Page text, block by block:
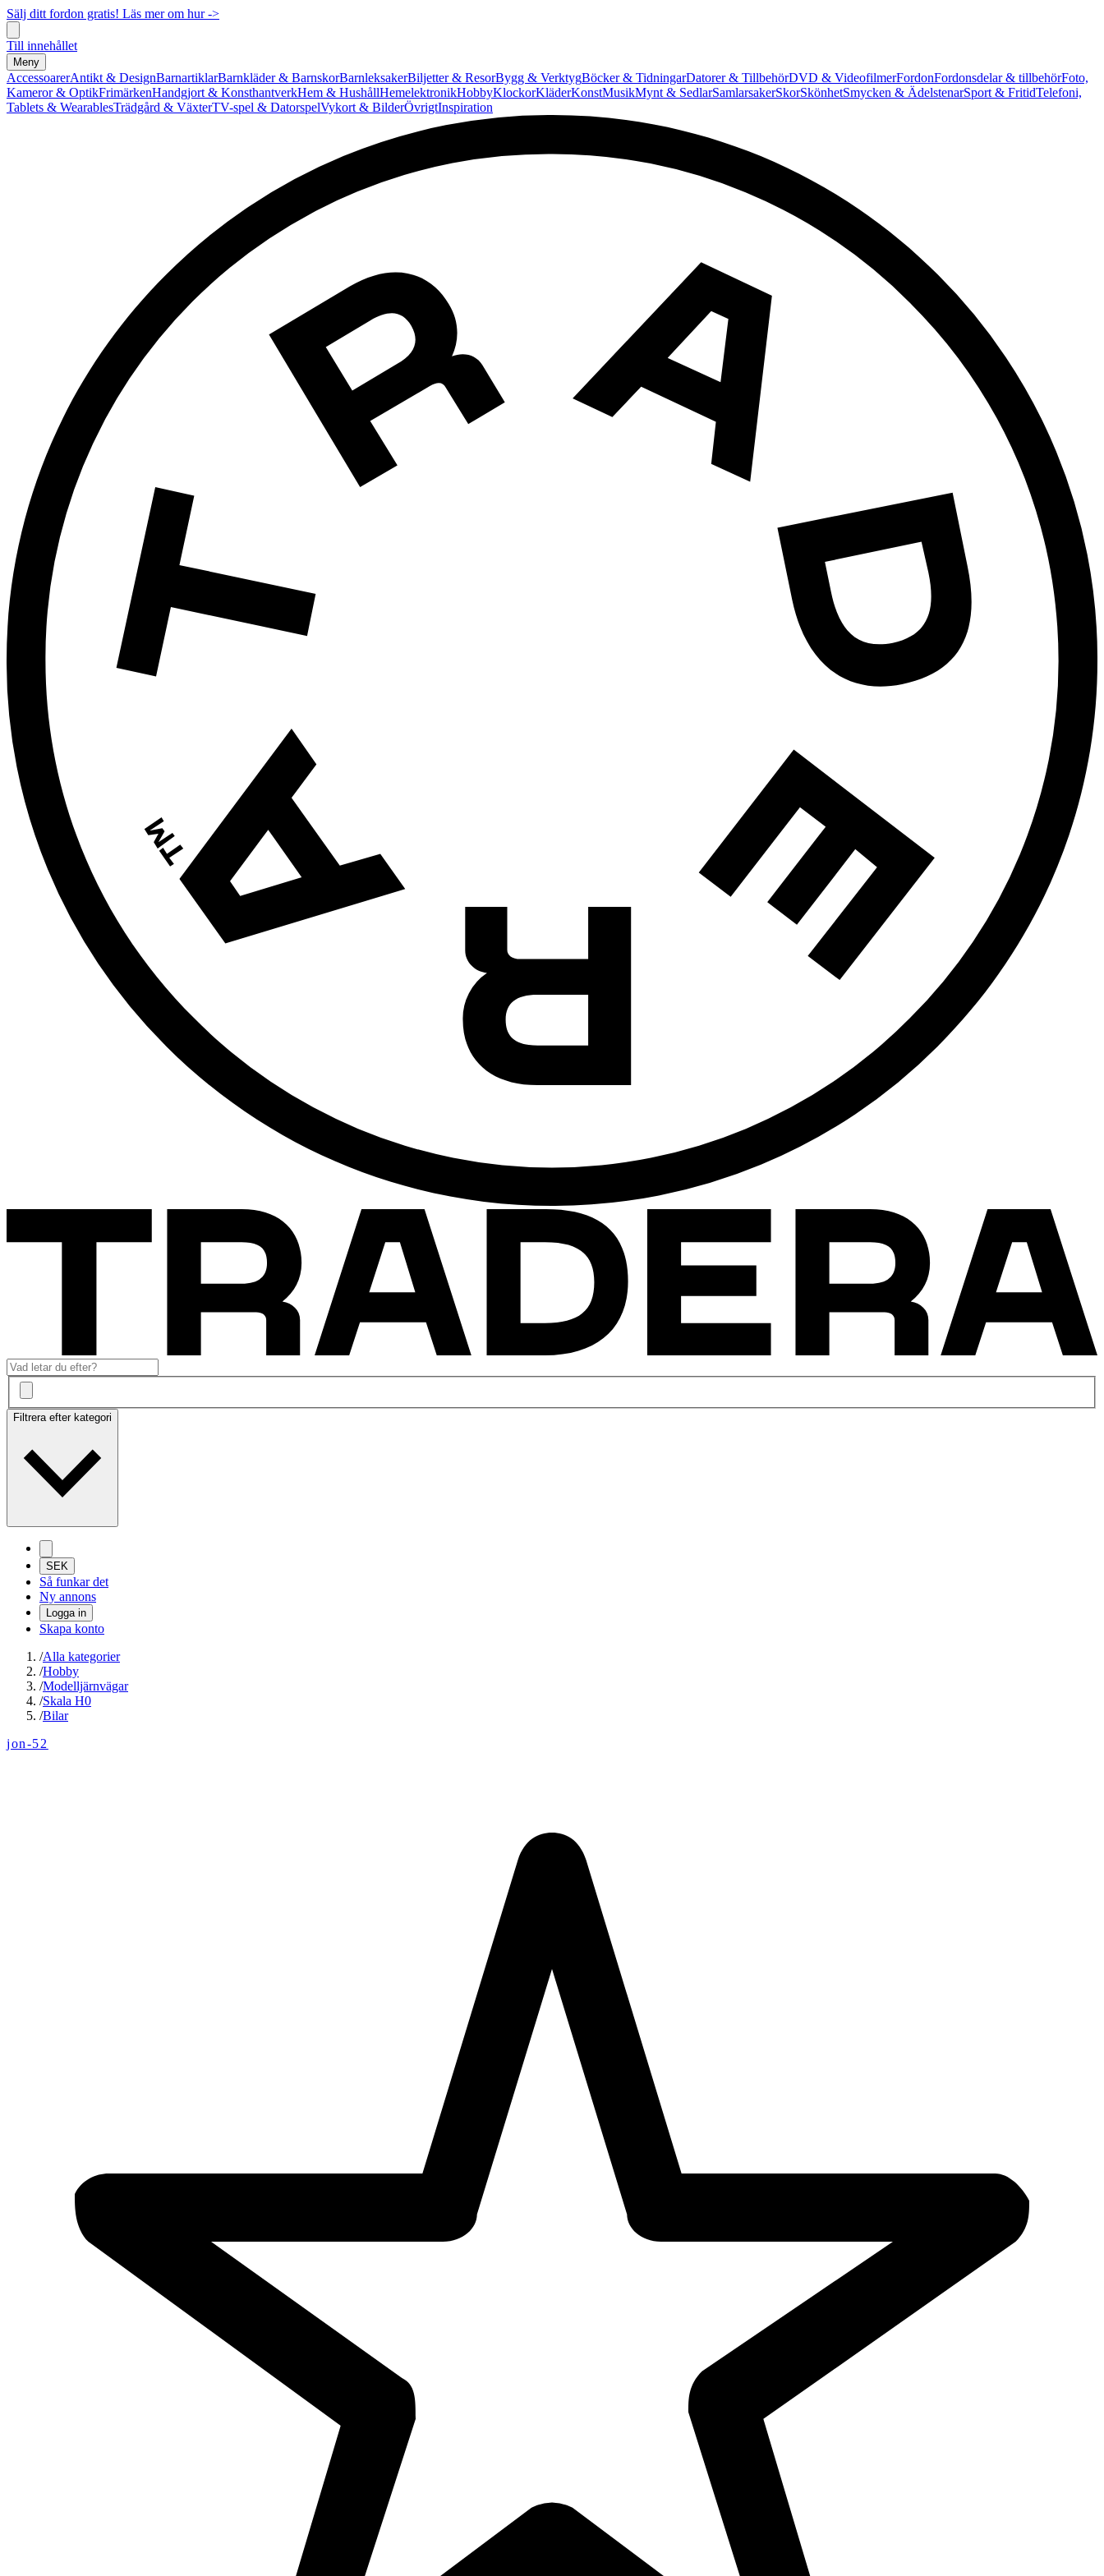
Sälj ditt fordon gratis! Läs mer om hur ->
Till innehållet
Meny
AccessoarerAntikt & DesignBarnartiklarBarnkläder & BarnskorBarnleksakerBiljetter & ResorBygg & VerktygBöcker & TidningarDatorer & TillbehörDVD & VideofilmerFordonFordonsdelar & tillbehörFoto,
Kameror & OptikFrimärkenHandgjort & KonsthantverkHem & HushållHemelektronikHobbyKlockorKläderKonstMusikMynt & SedlarSamlarsakerSkorSkönhetSmycken & ÄdelstenarSport & FritidTelefoni,
Tablets & WearablesTrädgård & VäxterTV-spel & DatorspelVykort & BilderÖvrigtInspiration
Filtrera efter kategori
SEK
Så funkar det
Ny annons
Logga in
Skapa konto
/Alla kategorier
/Hobby
/Modelljärnvägar
/Skala H0
/Bilar
jon-52